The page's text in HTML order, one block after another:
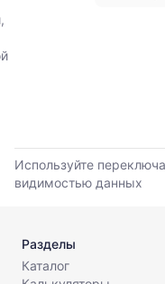
6
месяцев.
Используйте
тренд
Используйте
видимостью данных
Разделы
Каталог